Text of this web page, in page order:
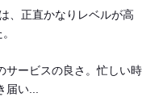
、正直かなりレベルが高
サービスの良さ。忙しい時
い...